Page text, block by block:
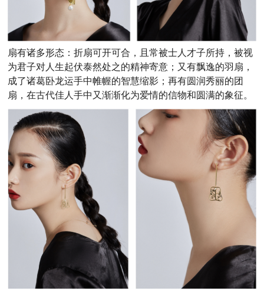
扇有诸多形态：折扇可开可合，且常被士人才子所持，被视
为君子对人生起伏泰然处之的精神寄意；又有飘逸的羽扇，
成了诸葛卧龙运手中帷幄的智慧缩影；再有圆润秀丽的团
扇，在古代佳人手中又渐渐化为爱情的信物和圆满的象征。